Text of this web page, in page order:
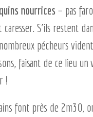
nourrices – pas
caresser. S’ils restent
pécheurs
faisant de ce lieu un
!
font près de 2m30,